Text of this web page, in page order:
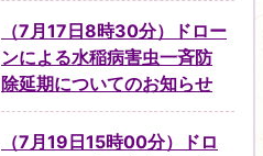
（7月17日8時30分）ドロー
ンによる水稲病害虫一斉防
除延期についてのお知らせ
（7月19日15時00分）ドロ